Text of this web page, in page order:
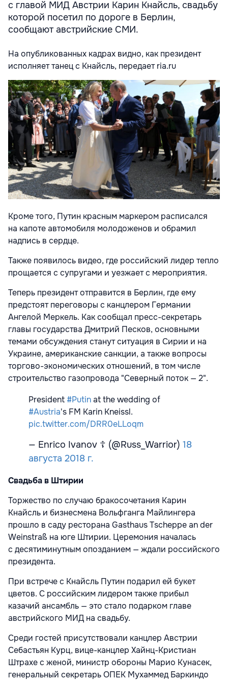
с главой МИД Австрии Карин Кнайсль, свадьбу
которой посетил по дороге в Берлин,
сообщают австрийские СМИ.
На опубликованных кадрах видно, как президент
исполняет танец с Кнайсль, передает ria.ru
Кроме того, Путин красным маркером расписался
на капоте автомобиля молодоженов и обрамил
надпись в сердце.
Также появилось видео, где российский лидер тепло
прощается с супругами и уезжает с мероприятия.
Теперь президент отправится в Берлин, где ему
предстоят переговоры с канцлером Германии
Ангелой Меркель. Как сообщал пресс-секретарь
главы государства Дмитрий Песков, основными
темами обсуждения станут ситуация в Сирии и на
Украине, американские санкции, а также вопросы
торгово-экономических отношений, в том числе
строительство газопровода "Северный поток — 2".
President #Putinat the wedding of
#Austria's FM Karin Kneissl.
pic.twitter.com/DRR0eLLoqm
— Enrico Ivanov ☦ (@Russ_Warrior) 18
августа 2018 г.
Свадьба в Штирии
Торжество по случаю бракосочетания Карин
Кнайсль и бизнесмена Вольфганга Майлингера
прошло в саду ресторана Gasthaus Tscheppe an der
Weinstraß на юге Штирии. Церемония началась
с десятиминутным опозданием — ждали российского
президента.
При встрече с Кнайсль Путин подарил ей букет
цветов. С российским лидером также прибыл
казачий ансамбль — это стало подарком главе
австрийского МИД на свадьбу.
Среди гостей присутствовали канцлер Австрии
Себастьян Курц, вице-канцлер Хайнц-Кристиан
Штрахе с женой, министр обороны Марио Кунасек,
генеральный секретарь ОПЕК Мухаммед Баркиндо